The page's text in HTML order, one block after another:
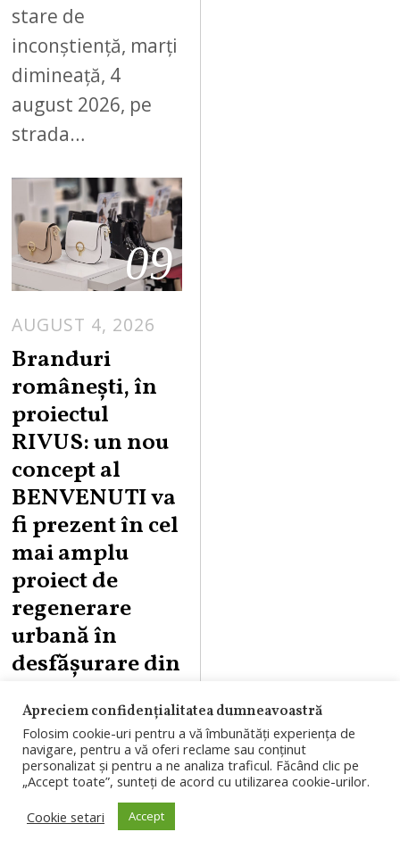
stare de
inconștiență, marți
dimineață, 4
august 2026, pe
strada…
09
AUGUST 4, 2026
Branduri
românești, în
proiectul
RIVUS: un nou
concept al
BENVENUTI va
fi prezent în cel
mai amplu
proiect de
regenerare
urbană în
desfășurare din
Cea mai mare
suprafață de
shopping din țară
(142.000 mp),
Apreciem confidențialitatea dumneavoastră
Folosim cookie-uri pentru a vă îmbunătăți experiența de
navigare, pentru a vă oferi reclame sau conținut
personalizat și pentru a ne analiza traficul. Făcând clic pe
„Accept toate”, sunteți de acord cu utilizarea cookie-urilor.
Cookie setari
Accept